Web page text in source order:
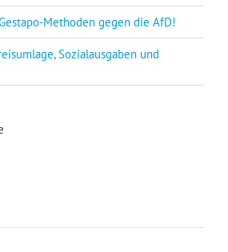
Methoden gegen die AfD!
Sozialausgaben und